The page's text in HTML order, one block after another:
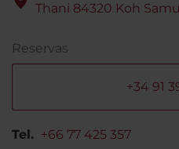
Thani 84320 Koh
Reservas
+34 91
Tel. +66 77 425 357